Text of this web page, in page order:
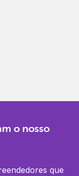
o nosso
que